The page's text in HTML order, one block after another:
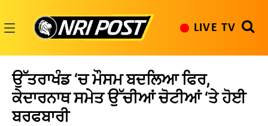
content
LIVE TV
ਉੱਤਰਾਖੰਡ ‘ਚ ਮੌਸਮ ਬਦਲਿਆ ਫਿਰ,
ਕੇਦਾਰਨਾਥ ਸਮੇਤ ਉੱਚੀਆਂ ਚੋਟੀਆਂ ‘ਤੇ ਹੋਈ
ਬਰਫਬਾਰੀ